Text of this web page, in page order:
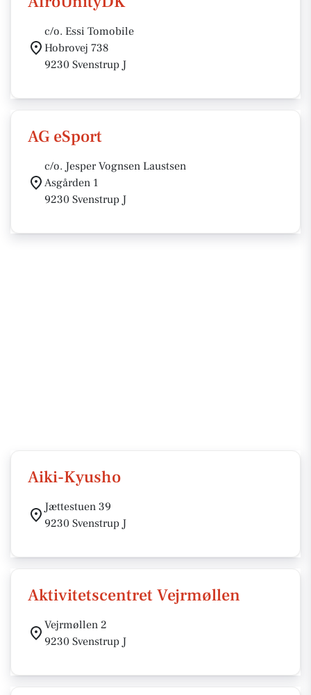
c/o. Essi Tomobile
Hobrovej 738
9230 Svenstrup J
AG eSport
c/o. Jesper Vognsen Laustsen
Asgården 1
9230 Svenstrup J
Aiki-Kyusho
Jættestuen 39
9230 Svenstrup J
Aktivitetscentret Vejrmøllen
Vejrmøllen 2
9230 Svenstrup J